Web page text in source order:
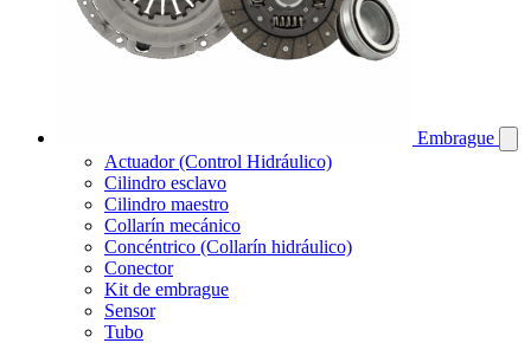
Embrague
Actuador (Control Hidráulico)
Cilindro esclavo
Cilindro maestro
Collarín mecánico
Concéntrico (Collarín hidráulico)
Conector
Kit de embrague
Sensor
Tubo